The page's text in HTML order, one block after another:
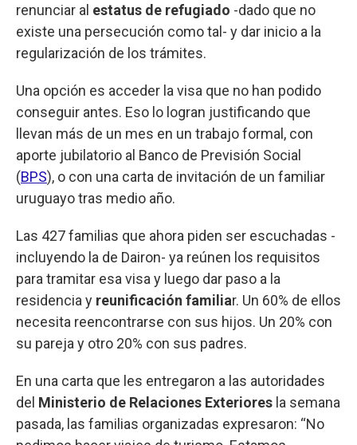
renunciar al estatus de refugiado -dado que no
existe una persecución como tal- y dar inicio a la
regularización de los trámites.
Una opción es acceder la visa que no han podido
conseguir antes. Eso lo logran justificando que
llevan más de un mes en un trabajo formal, con
aporte jubilatorio al Banco de Previsión Social
(BPS), o con una carta de invitación de un familiar
uruguayo tras medio año.
Las 427 familias que ahora piden ser escuchadas -
incluyendo la de Dairon- ya reúnen los requisitos
para tramitar esa visa y luego dar paso a la
residencia y reunificación familiar. Un 60% de ellos
necesita reencontrarse con sus hijos. Un 20% con
su pareja y otro 20% con sus padres.
En una carta que les entregaron a las autoridades
del Ministerio de Relaciones Exteriores la semana
pasada, las familias organizadas expresaron: “No